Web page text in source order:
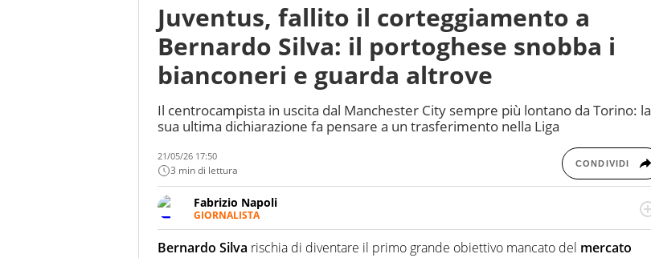
Juventus, fallito il corteggiamento a
Bernardo Silva: il portoghese snobba i
bianconeri e guarda altrove
Il centrocampista in uscita dal Manchester City sempre più lontano da Torino: la
sua ultima dichiarazione fa pensare a un trasferimento nella Liga
21/05/26 17:50
3 min di lettura CONDIVIDI
Fabrizio Napoli
GIORNALISTA
Giornalista professionista, per Virgilio Sport segue anche il calcio ma è con la
pallanuoto che esalta competenze e passioni. Cura la comunicazione di HaBaWaBa, il
Bernardo Silva rischia di diventare il primo grande obiettivo mancato del mercato